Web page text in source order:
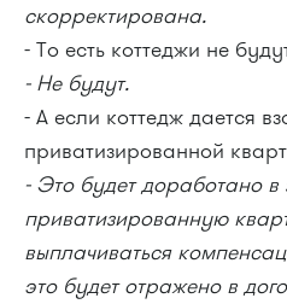
скорректирована.
- То есть коттеджи не
- Не будут.
- А если коттедж дается
приватизированной
- Это будет доработано
приватизированную
выплачиваться
это будет отражено в